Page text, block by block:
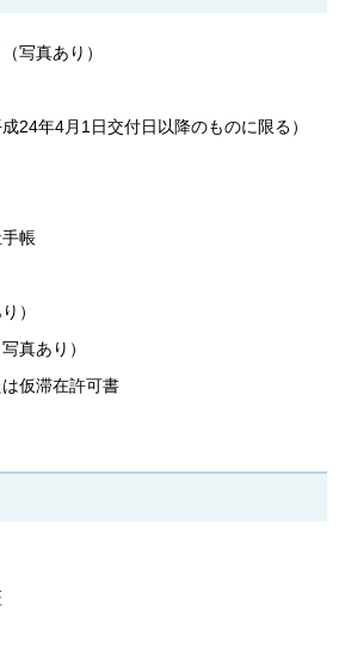
写真あり）
24年4月1日交付日以降のものに限る）
帳
）
真あり）
仮滞在許可書